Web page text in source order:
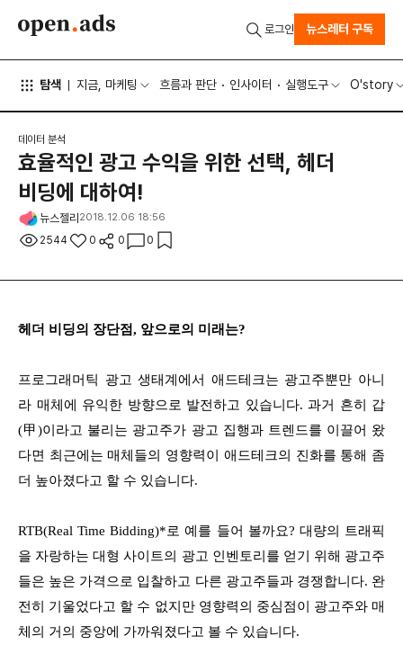
탐색 지금, 마케팅 흐름과 판단 인사이터 실행도구 O'story
로그인 뉴스레터 구독
데이터 분석
효율적인 광고 수익을 위한 선택, 헤더
비딩에 대하여!
뉴스젤리 2018.12.06 18:56
2544 0 0 0
헤더 비딩의 장단점, 앞으로의 미래는?
프로그래머틱 광고 생태계에서 애드테크는 광고주뿐만 아니
라 매체에 유익한 방향으로 발전하고 있습니다. 과거 흔히 갑
(甲)이라고 불리는 광고주가 광고 집행과 트렌드를 이끌어 왔
다면 최근에는 매체들의 영향력이 애드테크의 진화를 통해 좀
더 높아졌다고 할 수 있습니다.
RTB(Real Time Bidding)*로 예를 들어 볼까요? 대량의 트래픽
을 자랑하는 대형 사이트의 광고 인벤토리를 얻기 위해 광고주
들은 높은 가격으로 입찰하고 다른 광고주들과 경쟁합니다. 완
전히 기울었다고 할 수 없지만 영향력의 중심점이 광고주와 매
체의 거의 중앙에 가까워졌다고 볼 수 있습니다.